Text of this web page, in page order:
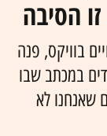
הסיבה
בוויקס, פנה
במכתב שבו
שאנחנו לא